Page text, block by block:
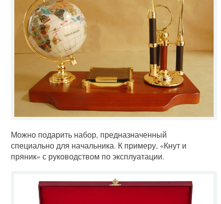
Можно подарить набор, предназначенный
специально для начальника. К примеру, «Кнут и
пряник» с руководством по эксплуатации.